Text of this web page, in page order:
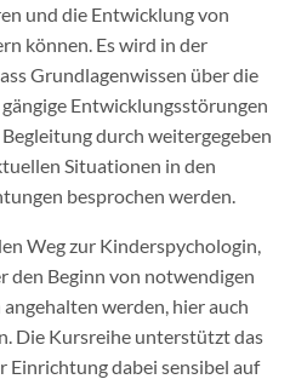
und die Entwicklung von
können. Es wird in der
Grundlagenwissen über die
Entwicklungsstörungen
durch weitergegeben
Situationen in den
besprochen werden.
Weg zur Kinderspychologin,
den Beginn von notwendigen
werden, hier auch
Die Kursreihe unterstützt das
Einrichtung dabei sensibel auf